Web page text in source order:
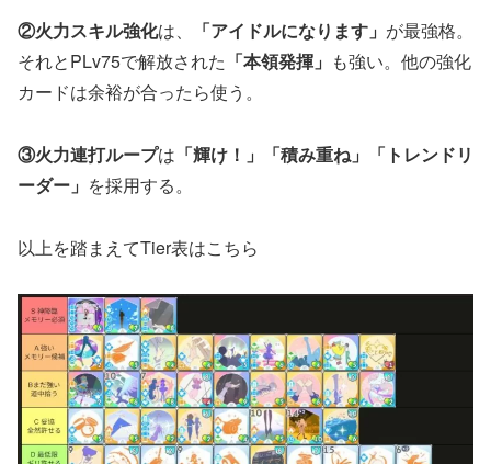
②火力スキル強化は、 「アイドルになります」 が最強格。
それとPLv75で解放された 「本領発揮」 も強い。他の強化
カードは余裕が合ったら使う。
③火力連打ループは 「輝け！」「積み重ね」
「トレンドリ
ーダー」 を採用する。
以上を踏まえてTier表はこちら